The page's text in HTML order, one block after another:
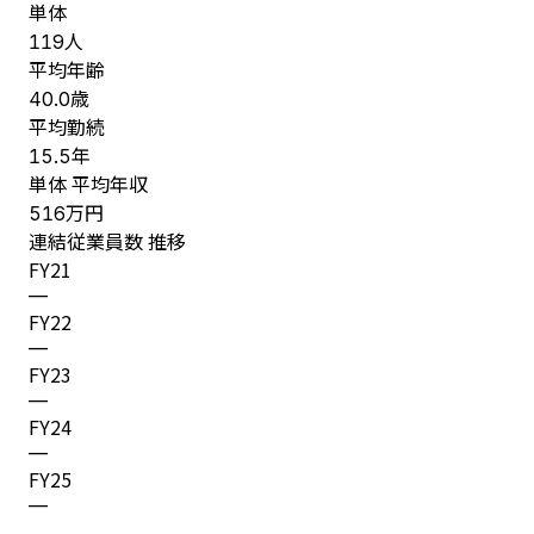
単体
119人
平均年齢
40.0歳
平均勤続
15.5年
単体 平均年収
516万円
連結従業員数 推移
FY21
—
FY22
—
FY23
—
FY24
—
FY25
—